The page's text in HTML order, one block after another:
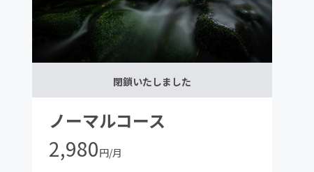
閉鎖いたしました
ノーマルコース
2,980円/月